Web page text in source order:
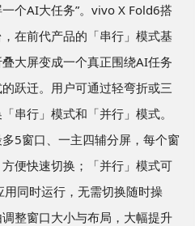
一个AI大任务”。vivo X Fold6搭
在前代产品的「串行」模式基
大屏变成一个真正围绕AI任务
跃迁。用户可通过轻弯折或三
串行」模式和「并行」模式。
5窗口、一主四辅分屏，每个窗
便快速切换；「并行」模式可
同时运行，无需切换随时操
整窗口大小与布局，大幅提升